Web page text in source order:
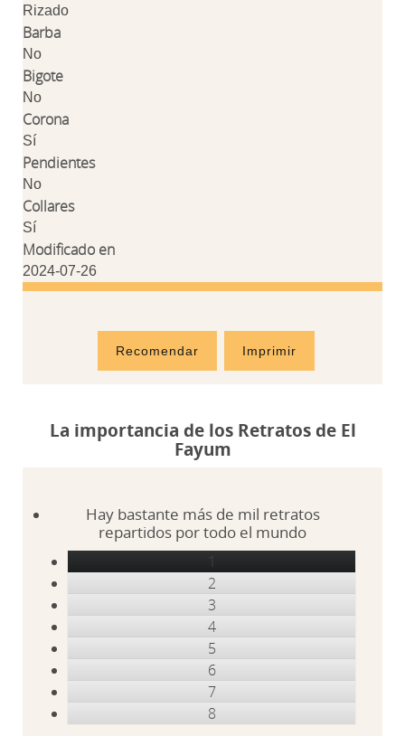
Rizado
Barba
No
Bigote
No
Corona
Sí
Pendientes
No
Collares
Sí
Modificado en
2024-07-26
Recomendar Imprimir
La importancia de los Retratos de El
Fayum
Hay bastante más de mil retratos
repartidos por todo el mundo
1
2
3
4
5
6
7
8